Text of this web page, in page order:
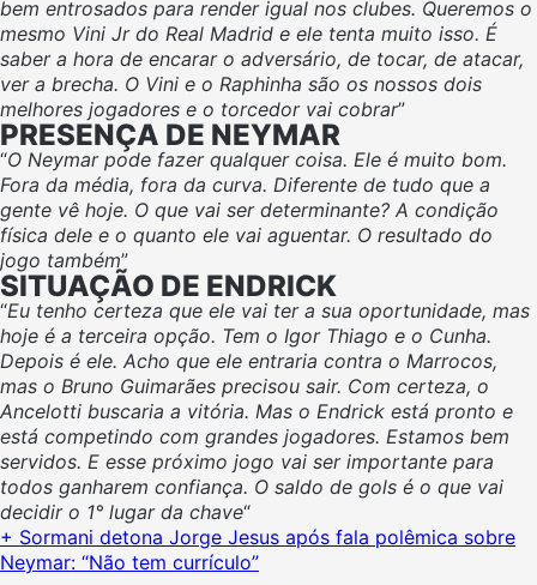
bem entrosados para render igual nos clubes. Queremos o
mesmo Vini Jr do Real Madrid e ele tenta muito isso. É
saber a hora de encarar o adversário, de tocar, de atacar,
ver a brecha. O Vini e o Raphinha são os nossos dois
melhores jogadores e o torcedor vai cobrar”
PRESENÇA DE NEYMAR
“O Neymar pode fazer qualquer coisa. Ele é muito bom.
Fora da média, fora da curva. Diferente de tudo que a
gente vê hoje. O que vai ser determinante? A condição
física dele e o quanto ele vai aguentar. O resultado do
jogo também”
SITUAÇÃO DE ENDRICK
“Eu tenho certeza que ele vai ter a sua oportunidade, mas
hoje é a terceira opção. Tem o Igor Thiago e o Cunha.
Depois é ele. Acho que ele entraria contra o Marrocos,
mas o Bruno Guimarães precisou sair. Com certeza, o
Ancelotti buscaria a vitória. Mas o Endrick está pronto e
está competindo com grandes jogadores. Estamos bem
servidos. E esse próximo jogo vai ser importante para
todos ganharem confiança. O saldo de gols é o que vai
decidir o 1° lugar da chave“
+ Sormani detona Jorge Jesus após fala polêmica sobre
Neymar: “Não tem currículo”